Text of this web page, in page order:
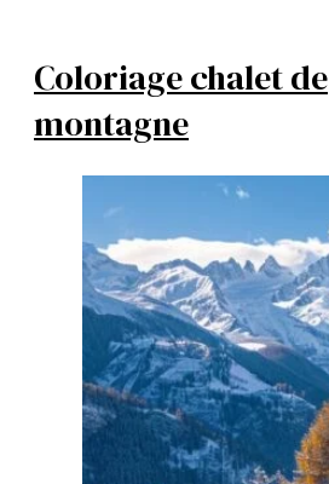
Coloriage chalet de
montagne